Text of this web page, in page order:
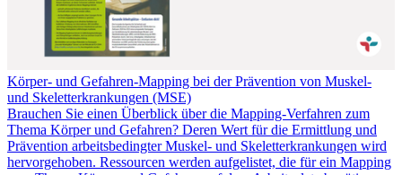
Körper- und Gefahren-Mapping bei der Prävention von Muskel-
und Skeletterkrankungen (MSE)
Brauchen Sie einen Überblick über die Mapping-Verfahren zum
Thema Körper und Gefahren? Deren Wert für die Ermittlung und
Prävention arbeitsbedingter Muskel- und Skeletterkrankungen wird
hervorgehoben. Ressourcen werden aufgelistet, die für ein Mapping